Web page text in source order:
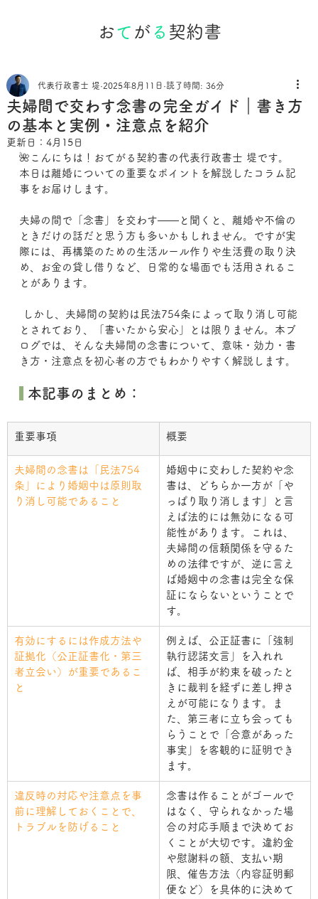
お て がる 契約書
夫婦間で交わす念書の完全ガイド｜書き方
の基本と実例・注意点を紹介
代表行政書士 堤 2025年8月11日 読了時間: 36分
更新日：4月15日
🌺こんにちは！おてがる契約書の代表行政書士 堤です。
本日は離婚についての重要なポイントを解説したコラム記
事をお届けします。
夫婦の間で「念書」を交わす――と聞くと、離婚や不倫の
ときだけの話だと思う方も多いかもしれません。ですが実
際には、再構築のための生活ルール作りや生活費の取り決
め、お金の貸し借りなど、日常的な場面でも活用されるこ
とがあります。
とされており、「書いたから安心」とは限りません。本ブ
ログでは、そんな夫婦間の念書について、意味・効力・書
き方・注意点を初心者の方でもわかりやすく解説します。
本記事のまとめ：
重要事項 概要
夫婦間の念書は「民法754
条」により婚姻中は原則取
り消し可能であること
婚姻中に交わした契約や念
書は、どちらか一方が「や
っぱり取り消します」と言
えば法的には無効になる可
能性があります。これは、
夫婦間の信頼関係を守るた
めの法律ですが、逆に言え
ば婚姻中の念書は完全な保
証にならないということで
す。
有効にするには作成方法や
証拠化（公正証書化・第三
者立会い）が重要であるこ
と
例えば、公正証書に「強制
執行認諾文言」を入れれ
ば、相手が約束を破ったと
きに裁判を経ずに差し押さ
えが可能になります。ま
た、第三者に立ち会っても
らうことで「合意があった
事実」を客観的に証明でき
ます。
違反時の対応や注意点を事
前に理解しておくことで、
トラブルを防げること
念書は作ることがゴールで
はなく、守られなかった場
合の対応手順まで決めてお
くことが大切です。違約金
や慰謝料の額、支払い期
限、催告方法（内容証明郵
便など）を具体的に決めて